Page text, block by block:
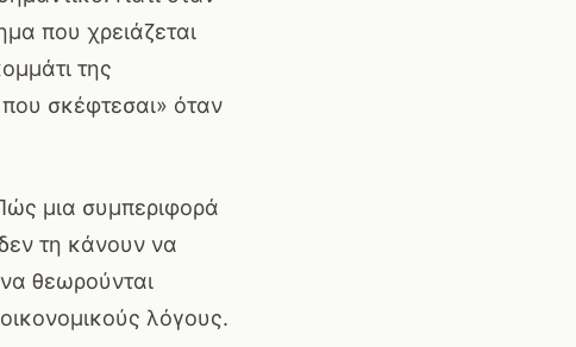
που χρειάζεται
της
σκέφτεσαι» όταν
μια συμπεριφορά
τη κάνουν να
θεωρούνται
λόγους.